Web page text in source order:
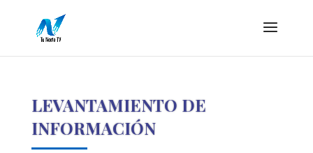
LEVANTAMIENTO DE
INFORMACIÓN